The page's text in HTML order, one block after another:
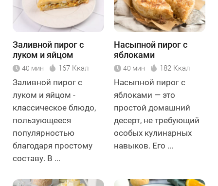
Заливной пирог с
луком и яйцом
40 мин 167 Ккал
Заливной пирог с
луком и яйцом -
классическое блюдо,
пользующееся
популярностью
благодаря простому
составу. В ...
Насыпной пирог с
яблоками
40 мин 182 Ккал
Насыпной пирог с
яблоками — это
простой домашний
десерт, не требующий
особых кулинарных
навыков. Его ...